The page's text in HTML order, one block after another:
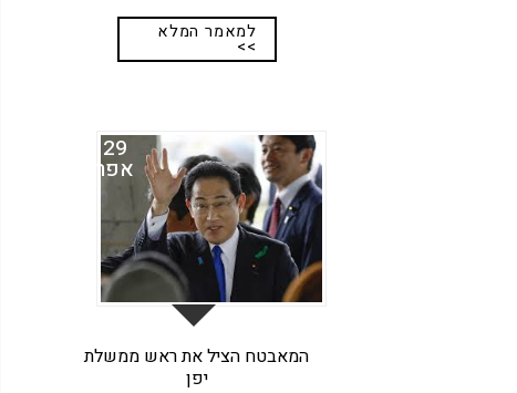
למאמר המלא
>>
המאבטח הציל את ראש ממשלת
יפן
29
אפר